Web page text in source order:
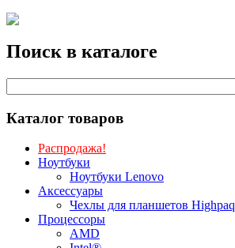
Поиск в каталоге
Каталог товаров
Распродажа!
Ноутбуки
Ноутбуки Lenovo
Аксессуары
Чехлы для планшетов Highpaq
Процессоры
AMD